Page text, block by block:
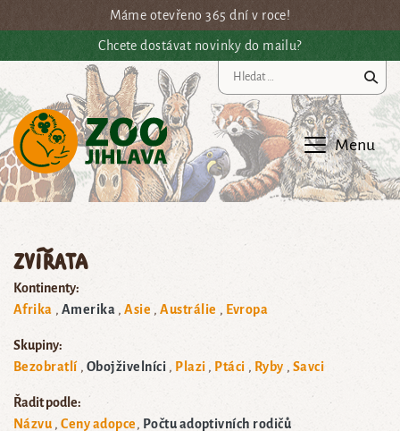
Přejít na hlavní obsahMáme otevřeno 365 dní v roce!
Chcete dostávat novinky do mailu?
Menu
Zvířata
Kontinenty:
Afrika
Amerika Asie Austrálie Evropa
Skupiny:
Bezobratlí
Obojživelníci Plazi Ptáci Ryby Savci
Řadit podle:
Názvu
Ceny adopce Počtu adoptivních rodičů